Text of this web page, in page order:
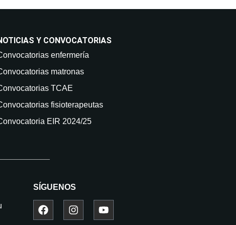
Y CONVOCATORIAS
enfermería
matronas
TCAE
fisioterapeutas
EIR 2024/25
SÍGUENOS